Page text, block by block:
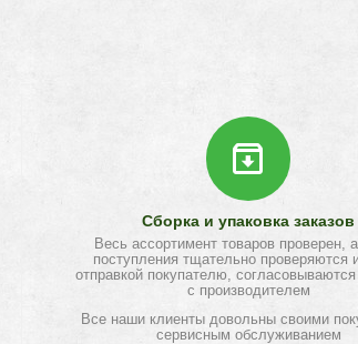
Сборка и упаковка заказов
Весь ассортимент товаров проверен,
поступления тщательно проверяются
отправкой покупателю,
с производителем
Все наши клиенты довольны своими
сервисным обслуживанием